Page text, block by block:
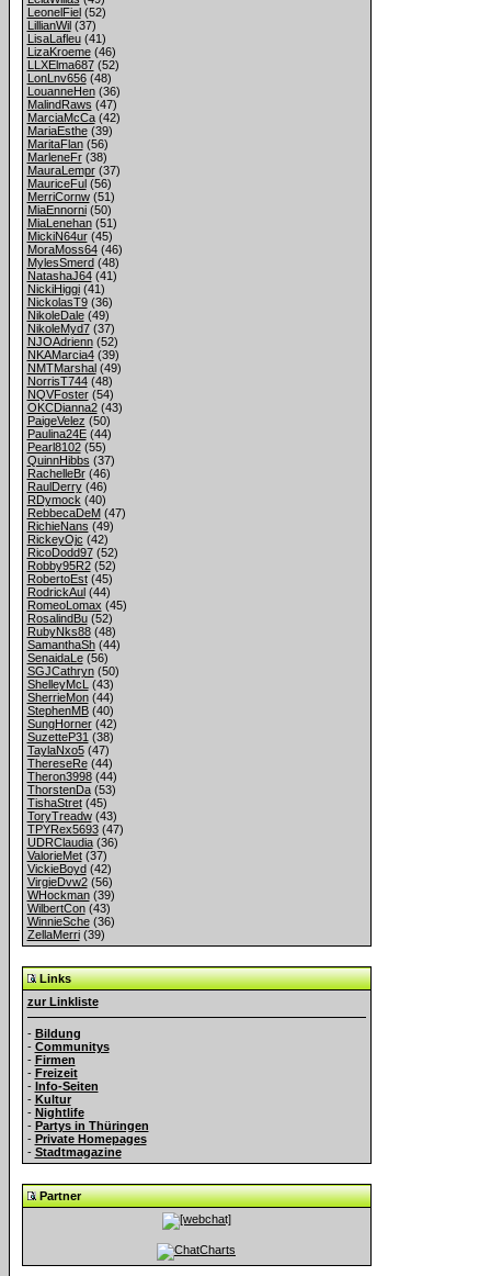
LeonelFiel(52)
LillianWil(37)
LisaLafleu(41)
LizaKroeme(46)
LLXElma687(52)
LonLnv656(48)
LouanneHen(36)
MalindRaws (47)
MarciaMcCa(42)
MariaEsthe(39)
MaritaFlan(56)
MarleneFr(38)
MauraLempr(37)
MauriceFul(56)
MerriCornw(51)
MiaEnnorni(50)
MiaLenehan(51)
MickiN64ur(45)
MoraMoss64(46)
MylesSmerd(48)
NatashaJ64(41)
NickiHiggi(41)
NickolasT9(36)
NikoleDale(49)
NikoleMyd7(37)
NJOAdrienn(52)
NKAMarcia4(39)
NMTMarshal(49)
NorrisT744(48)
NQVFoster(54)
OKCDianna2(43)
PaigeVelez (50)
Paulina24E(44)
Pearl8102(55)
QuinnHibbs (37)
RachelleBr(46)
RaulDerry(46)
RDymock (40)
RebbecaDeM(47)
RichieNans (49)
RickeyOjc (42)
RicoDodd97(52)
Robby95R2(52)
RobertoEst(45)
RodrickAul(44)
RomeoLomax (45)
RosalindBu(52)
RubyNks88(48)
SamanthaSh(44)
SenaidaLe(56)
SGJCathryn(50)
ShelleyMcL (43)
SherrieMon(44)
StephenMB(40)
SungHorner(42)
SuzetteP31 (38)
TaylaNxo5(47)
ThereseRe(44)
Theron3998(44)
ThorstenDa(53)
TishaStret(45)
ToryTreadw(43)
TPYRex5693(47)
UDRClaudia(36)
ValorieMet(37)
VickieBoyd(42)
VirgieDvw2(56)
WHockman(39)
WilbertCon(43)
WinnieSche(36)
ZellaMerri(39)
Links
zur Linkliste
- Bildung
- Communitys
- Firmen
- Freizeit
- Info-Seiten
- Kultur
- Nightlife
- Partys in Thüringen
- Private Homepages
- Stadtmagazine
Partner